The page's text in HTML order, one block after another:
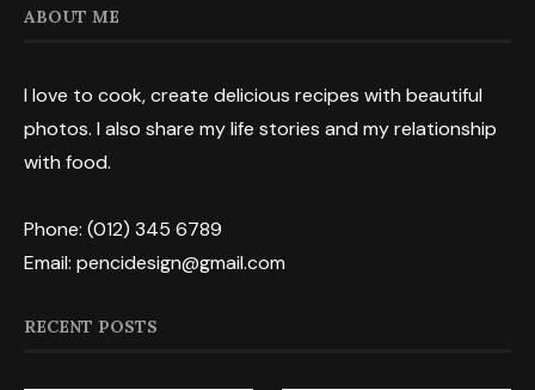
ABOUT ME
I love to cook, create delicious recipes with beautiful
photos. I also share my life stories and my relationship
with food.
Phone: (012) 345 6789
Email: pencidesign@gmail.com
RECENT POSTS